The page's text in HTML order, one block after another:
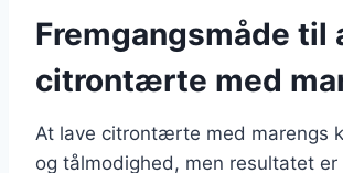
Fremgangsmåde til
citrontærte med
At lave citrontærte med marengs
og tålmodighed, men resultatet er